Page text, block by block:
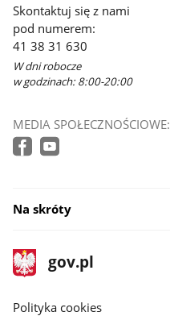
Skontaktuj się z nami
pod numerem:
41 38 31 630
W dni robocze
w godzinach: 8:00-20:00
MEDIA SPOŁECZNOŚCIOWE:
Na skróty
stopka
gov.pl
Strona
gov.pl
gov.pl
Polityka cookies